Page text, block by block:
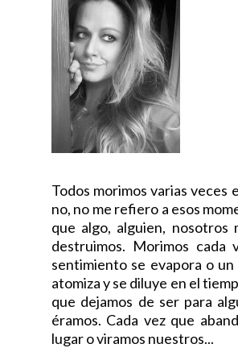
Todos morimos varias veces
no, no me refiero a esos
que algo, alguien, nosotros
destruimos. Morimos cada
sentimiento se evapora o
atomiza y se diluye en el
que dejamos de ser para
éramos. Cada vez que
lugar o viramos nuestros...